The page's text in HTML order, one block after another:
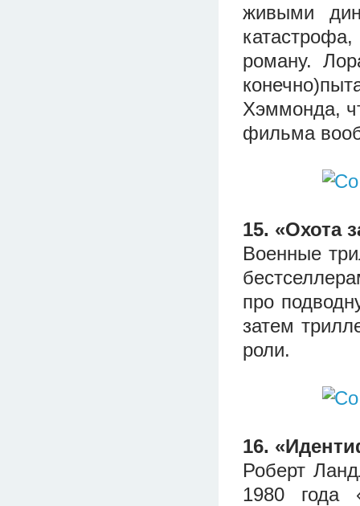
живыми
роману.
Хэммонда,
фильма
15. «Охота
Военные
про
затем
роли.
16.
Роберт
1980 года